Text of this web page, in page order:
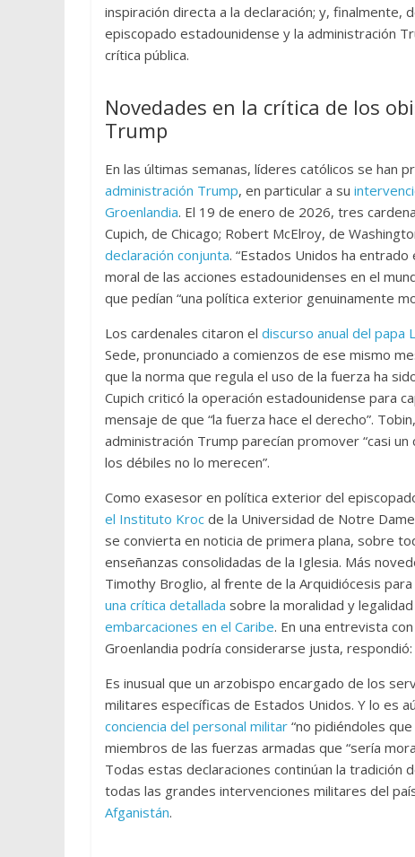
inspiración directa a la declaración; y, finalmente,
episcopado estadounidense y la administración
crítica pública.
Novedades en la crítica de los
Trump
En las últimas semanas, líderes católicos se han
administración Trump, en particular a su
Groenlandia. El 19 de enero de 2026, tres
Cupich, de Chicago; Robert McElroy, de
declaración conjunta. “Estados Unidos ha
moral de las acciones estadounidenses en el
que pedían “una política exterior genuinamente
Los cardenales citaron el discurso anual del papa
Sede, pronunciado a comienzos de ese mismo
que la norma que regula el uso de la fuerza ha
Cupich criticó la operación estadounidense para
mensaje de que “la fuerza hace el derecho”.
administración Trump parecían promover “casi
los débiles no lo merecen”.
Como exasesor en política exterior del
el Instituto Kroc de la Universidad de Notre
se convierta en noticia de primera plana, sobre
enseñanzas consolidadas de la Iglesia. Más
Timothy Broglio, al frente de la Arquidiócesis
una crítica detallada sobre la moralidad y
embarcaciones en el Caribe. En una entrevista
Groenlandia podría considerarse justa, respondió:
Es inusual que un arzobispo encargado de los
militares específicas de Estados Unidos. Y lo es
conciencia del personal militar “no pidiéndoles
miembros de las fuerzas armadas que “sería
Todas estas declaraciones continúan la
todas las grandes intervenciones militares del
Afganistán.